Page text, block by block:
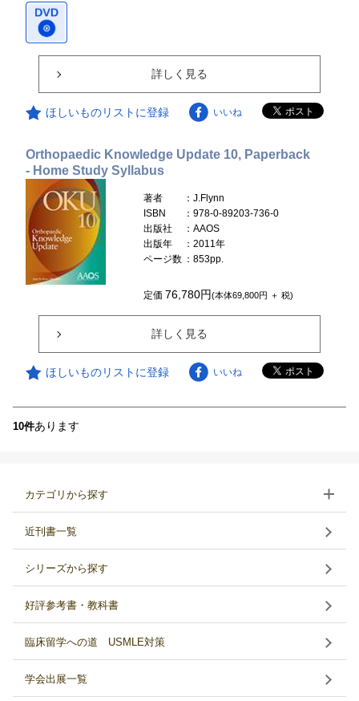
詳しく見る
ほしいものリストに登録 いいね
Orthopaedic Knowledge Update 10, Paperback
- Home Study Syllabus
著者
：J.Flynn
ISBN
：978-0-89203-736-0
出版社
：AAOS
出版年
：2011年
ページ数 ：853pp.
定価76,780円(本体69,800円 ＋ 税)
詳しく見る
ほしいものリストに登録 いいね
10件あります
カテゴリから探す
近刊書一覧
シリーズから探す
好評参考書・教科書
臨床留学への道 USMLE対策
学会出展一覧